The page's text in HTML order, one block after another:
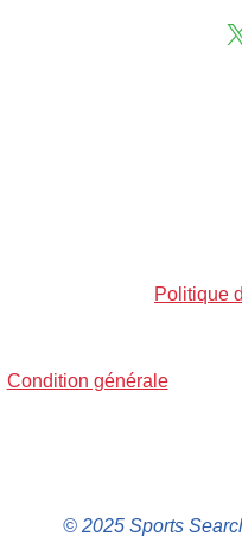
Politique
Condition générale
© 2025 Sports